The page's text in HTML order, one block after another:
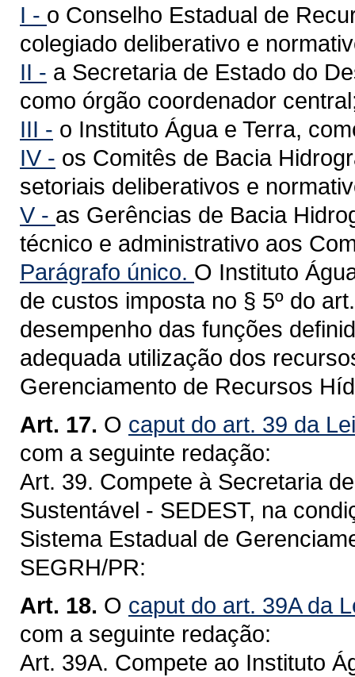
I - o Conselho Estadual de
colegiado deliberativo e
II - a Secretaria de Estado do
como órgão coordenador
III - o Instituto Água e Terra,
IV - os Comitês de Bacia
setoriais deliberativos e
V - as Gerências de Bacia
técnico e administrativo aos
Parágrafo único. O Instituto
de custos imposta no § 5º do
desempenho das funções
adequada utilização dos
Gerenciamento de Recursos
Art. 17. O caput do art. 39 da
com a seguinte redação:
Art. 39. Compete à Secretaria
Sustentável - SEDEST, na
Sistema Estadual de
SEGRH/PR:
Art. 18. O caput do art. 39A da
com a seguinte redação:
Art. 39A. Compete ao Instituto